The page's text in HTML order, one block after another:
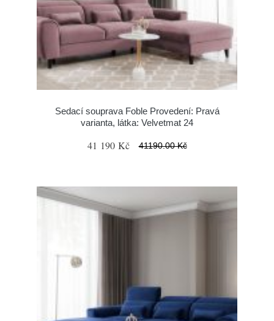
Sedací souprava Foble Provedení: Pravá
varianta, látka: Velvetmat 24
41 190 Kč 41190.00 Kč